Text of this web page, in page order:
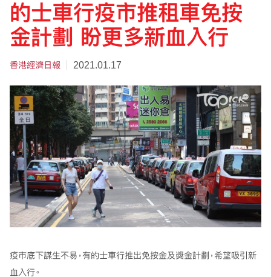
的士車行疫市推租車免按
金計劃 盼更多新血入行
香港經濟日報 2021.01.17
疫市底下謀生不易，有的士車行推出免按金及獎金計劃，希望吸引新
血入行。